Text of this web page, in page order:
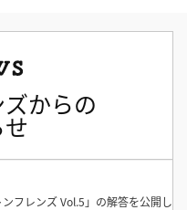
からの
ンフレンズ Vol.5」の解答を公開し